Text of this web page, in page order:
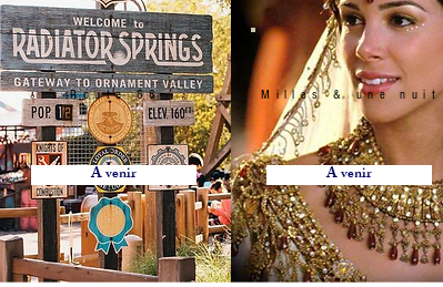
Route 66
A venir
Milles & une nuit
A venir